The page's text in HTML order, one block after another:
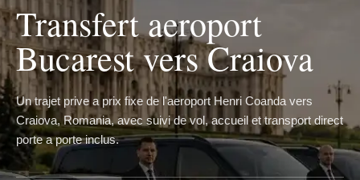
Transfert aeroport
Bucarest vers Craiova
Un trajet prive a prix fixe de l'aeroport Henri Coanda vers
Craiova, Romania, avec suivi de vol, accueil et transport direct
porte a porte inclus.